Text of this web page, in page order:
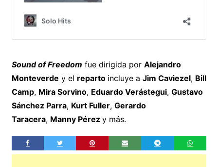
Sound of Freedom fue dirigida por Alejandro
Monteverde y el reparto incluye a Jim Caviezel, Bill
Camp, Mira Sorvino, Eduardo Verástegui, Gustavo
Sánchez Parra, Kurt Fuller, Gerardo
Taracera, Manny Pérez y más.